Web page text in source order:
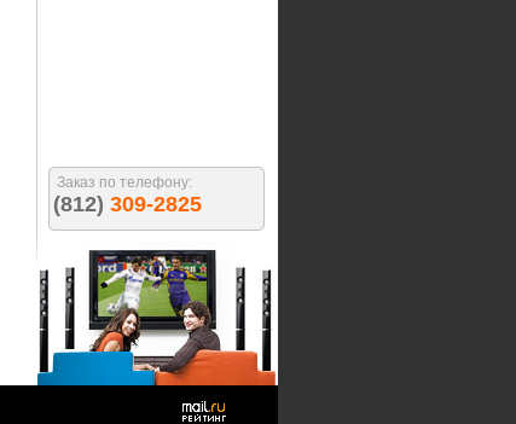
Заказ по телефону:
(812) 309-2825